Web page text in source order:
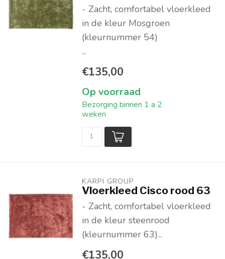
- Zacht, comfortabel vloerkleed
in de kleur Mosgroen
(kleurnummer 54)
...
€135,00
Op voorraad
Bezorging binnen 1 a 2
weken
KARPI GROUP
Vloerkleed Cisco rood 63
- Zacht, comfortabel vloerkleed
in de kleur steenrood
(kleurnummer 63)...
€135,00